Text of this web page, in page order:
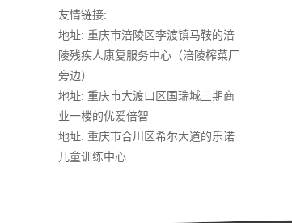
友情链接:
地址: 重庆市涪陵区李渡镇马鞍的涪
陵残疾人康复服务中心（涪陵榨菜厂
旁边）
地址: 重庆市大渡口区国瑞城三期商
业一楼的优爱倍智
地址: 重庆市合川区希尔大道的乐诺
儿童训练中心